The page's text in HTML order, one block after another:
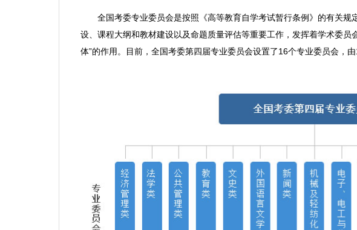
全国考委专业委员会是按照《高等教育自学考试暂行条例》的有关规
设、课程大纲和教材建设以及命题质量评估等重要工作，发挥着学术委员
体”的作用。目前，全国考委第四届专业委员会设置了16个专业委员会，